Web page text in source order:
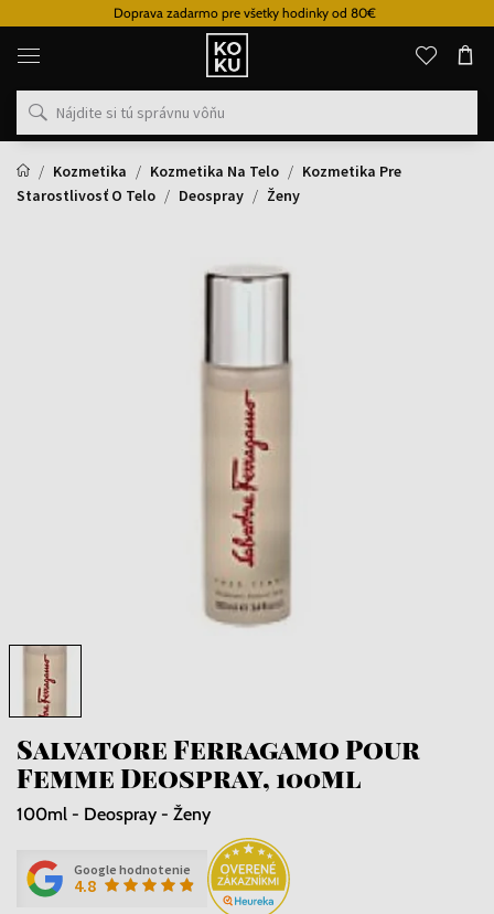
Doprava zadarmo pre všetky hodinky od 80€
Originálne
parfémy
hodinky
na
mieste
Kozmetika
Kozmetika Na Telo
Kozmetika Pre
Starostlivosť O Telo
Deospray Ženy
Salvatore Ferragamo Pour
Femme Deospray, 100ml
100ml - Deospray - Ženy
Google hodnotenie
4.8